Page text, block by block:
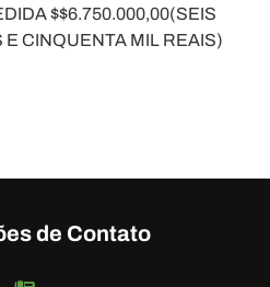
$$6.750.000,00(SEIS
CINQUENTA MIL REAIS)
de Contato